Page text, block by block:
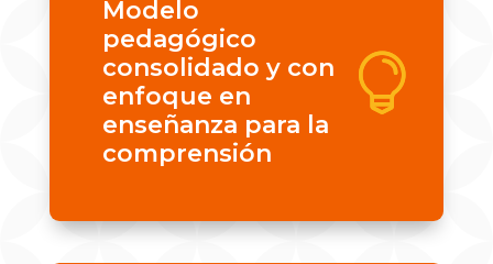
Modelo
pedagógico
consolidado y con
enfoque en
enseñanza para la
comprensión